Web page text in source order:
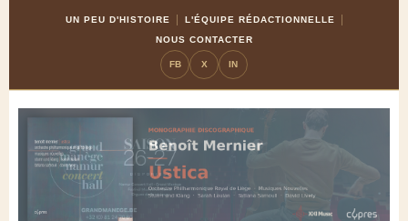
UN PEU D'HISTOIRE
L'ÉQUIPE RÉDACTIONNELLE
NOUS CONTACTER
FB X IN